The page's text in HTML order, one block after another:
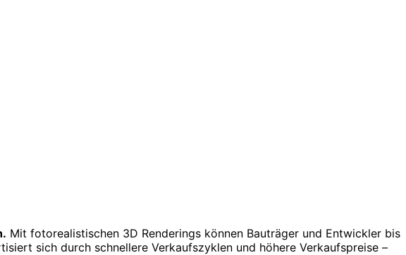
Mit fotorealistischen 3D Renderings können Bauträger und Entwickler bis
sich durch schnellere Verkaufszyklen und höhere Verkaufspreise –